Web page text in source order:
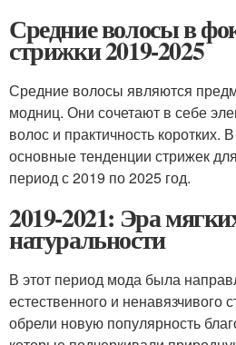
Средние волосы в
стрижки 2019-2025
Средние волосы являются
модниц. Они сочетают в себе
волос и практичность коротких.
основные тенденции стрижек
период с 2019 по 2025 год.
2019-2021: Эра
натуральности
В этот период мода была
естественного и ненавязчивого
обрели новую популярность